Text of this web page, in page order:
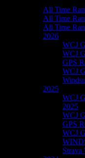
All Time
All Time
All Time
2026
WCJ
WCJ
GPS
WCJ
2025
WCJ
2025
WCJ
GPS
WCJ
Strava